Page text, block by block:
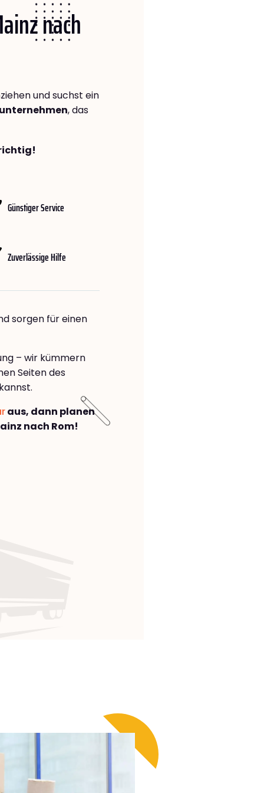
nach
und suchst ein
, das
Günstiger Service
Zuverlässige Hilfe
sorgen für einen
– wir kümmern
Seiten des
aus, dann planen
nach Rom!